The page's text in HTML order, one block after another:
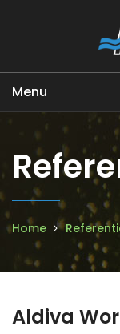
Menu
Home
Aldiva